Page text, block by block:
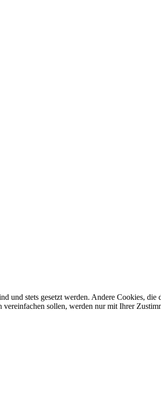
und stets gesetzt werden. Andere Cookies,
sollen, werden nur mit Ihrer